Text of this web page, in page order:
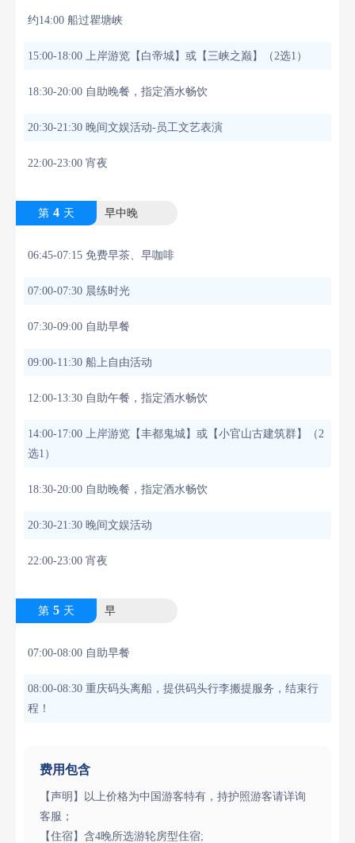
约14:00 船过瞿塘峡
15:00-18:00 上岸游览【白帝城】或【三峡之巅】（2选1）
18:30-20:00 自助晚餐，指定酒水畅饮
20:30-21:30 晚间文娱活动-员工文艺表演
22:00-23:00 宵夜
第 4 天 早中晚
06:45-07:15 免费早茶、早咖啡
07:00-07:30 晨练时光
07:30-09:00 自助早餐
09:00-11:30 船上自由活动
12:00-13:30 自助午餐，指定酒水畅饮
14:00-17:00 上岸游览【丰都鬼城】或【小官山古建筑群】（2
选1）
18:30-20:00 自助晚餐，指定酒水畅饮
20:30-21:30 晚间文娱活动
22:00-23:00 宵夜
第 5 天 早
07:00-08:00 自助早餐
08:00-08:30 重庆码头离船，提供码头行李搬提服务，结束行
程！
费用包含
【声明】以上价格为中国游客特有，持护照游客请详询
客服；
【住宿】含4晚所选游轮房型住宿;